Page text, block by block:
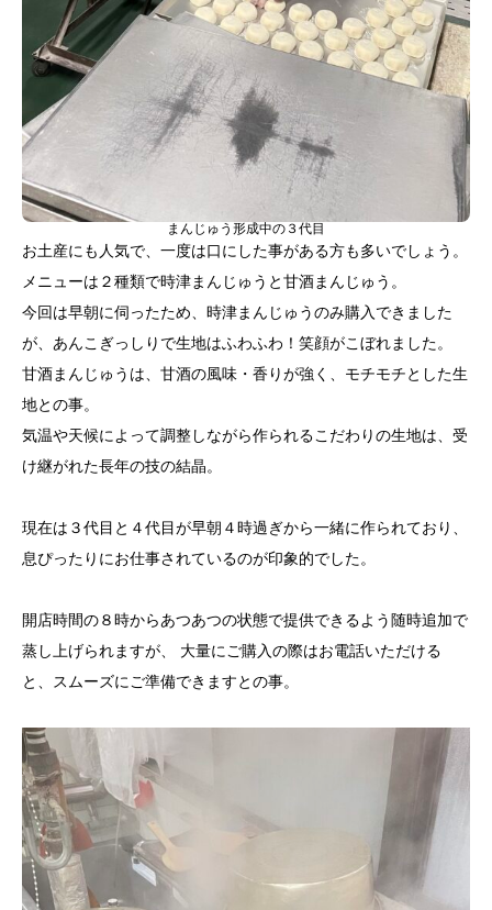
まんじゅう形成中の３代目
お土産にも人気で、一度は口にした事がある方も多いでしょう。
メニューは２種類で時津まんじゅうと甘酒まんじゅう。
今回は早朝に伺ったため、時津まんじゅうのみ購入できました
が、あんこぎっしりで生地はふわふわ！笑顔がこぼれました。
甘酒まんじゅうは、甘酒の風味・香りが強く、モチモチとした生
地との事。
気温や天候によって調整しながら作られるこだわりの生地は、受
け継がれた長年の技の結晶。
現在は３代目と４代目が早朝４時過ぎから一緒に作られており、
息ぴったりにお仕事されているのが印象的でした。
開店時間の８時からあつあつの状態で提供できるよう随時追加で
蒸し上げられますが、 大量にご購入の際はお電話いただける
と、スムーズにご準備できますとの事。